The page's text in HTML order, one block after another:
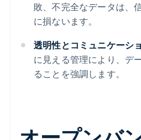
敗、不完全なデータは、
に損ないます。
透明性とコミュニケーシ
に見える管理により、デ
ることを強調します。